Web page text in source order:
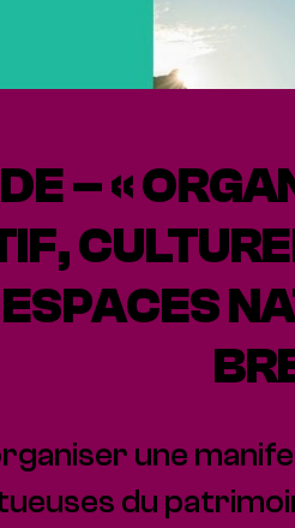
– «
une
du